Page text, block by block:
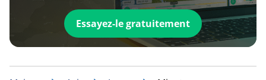
Essayez-le gratuitement